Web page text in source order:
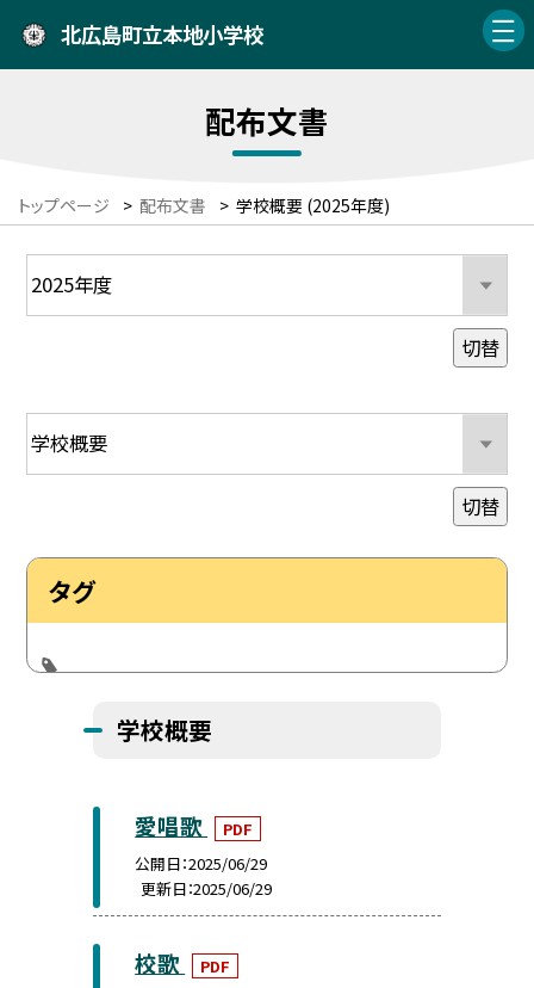
北広島町立本地小学校
配布文書
トップページ > 配布文書 > 学校概要 (2025年度)
切替
切替
タグ
学校概要
愛唱歌
PDF
公開日 2025/06/29
更新日 2025/06/29
校歌
PDF